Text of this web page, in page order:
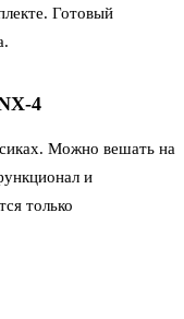
Готовый
4
Можно вешать на
и
только